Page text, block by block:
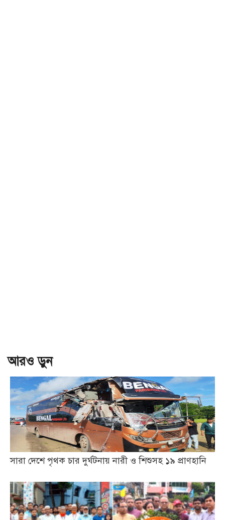
আরও ড়ুন
সারা দেশে পৃথক চার দুর্ঘটনায় নারী ও শিশুসহ ১৯ প্রাণহানি